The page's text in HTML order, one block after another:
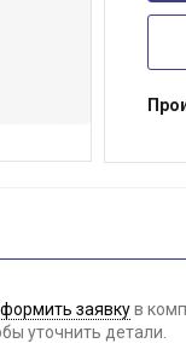
заявкув
уточнить детали.